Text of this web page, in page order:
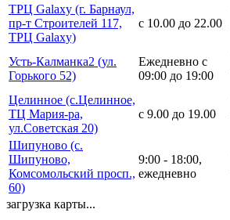
ТРЦ Galaxy (г. Барнаул,
пр-т Строителей 117,
ТРЦ Galaxy)
с 10.00 до 22.00
Усть-Калманка2 (ул.
Горького 52)
Ежедневно с
09:00 до 19:00
Целинное (с.Целинное,
ТЦ Мария-ра,
ул.Советская 20)
с 9.00 до 19.00
Шипуново (с.
Шипуново,
Комсомольский просп.,
60)
9:00 - 18:00,
ежедневно
загрузка карты...